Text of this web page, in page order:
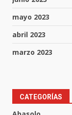
mayo 2023
abril 2023
marzo 2023
CATEGORÍAS